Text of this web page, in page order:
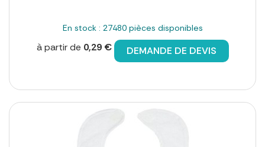
En stock : 27480 pièces disponibles
à partir de 0,29 € DEMANDE DE DEVIS